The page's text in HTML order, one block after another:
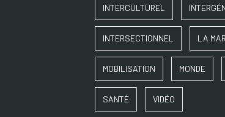
INTERCULTUREL
INTERSECTIONNEL LA
MOBILISATION MONDE
SANTÉ VIDÉO